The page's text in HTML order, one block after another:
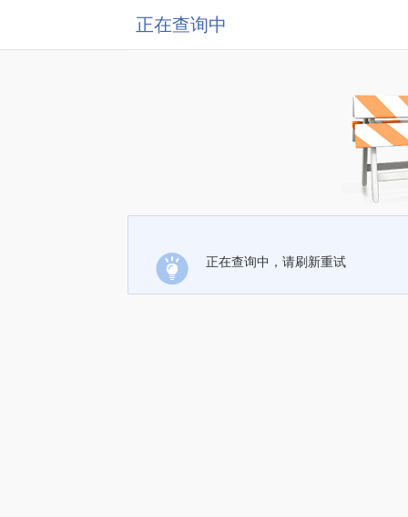
正在查询中
正在查询中，请刷新重试